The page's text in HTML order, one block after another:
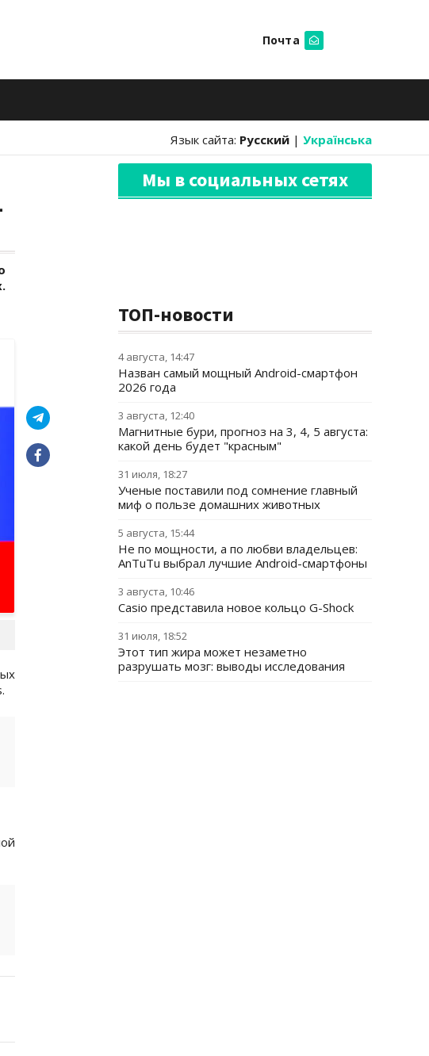
Почта
Язык сайта: Русский | Українська
Мы в социальных сетях
ТОП-новости
4 августа, 14:47
Назван самый мощный Android-смартфон
2026 года
3 августа, 12:40
Магнитные бури, прогноз на 3, 4, 5 августа:
какой день будет "красным"
31 июля, 18:27
Ученые поставили под сомнение главный
миф о пользе домашних животных
5 августа, 15:44
Не по мощности, а по любви владельцев:
AnTuTu выбрал лучшие Android-смартфоны
3 августа, 10:46
Casio представила новое кольцо G-Shock
31 июля, 18:52
Этот тип жира может незаметно
разрушать мозг: выводы исследования